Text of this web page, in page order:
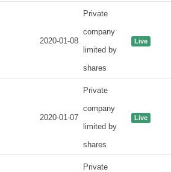
2020-01-08
Private
company
limited by
shares
Live
2020-01-07
Private
company
limited by
shares
Live
Private